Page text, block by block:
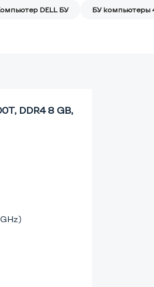
DELL БУ БУ компьютеры
DDR4 8 GB,